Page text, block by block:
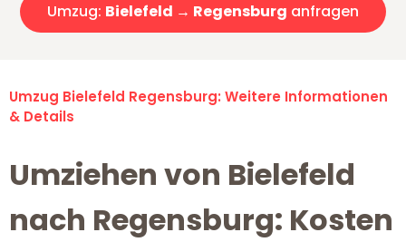
Umzug: Bielefeld → Regensburg anfragen
Umzug Bielefeld Regensburg: Weitere Informationen
& Details
Umziehen von Bielefeld
nach Regensburg: Kosten